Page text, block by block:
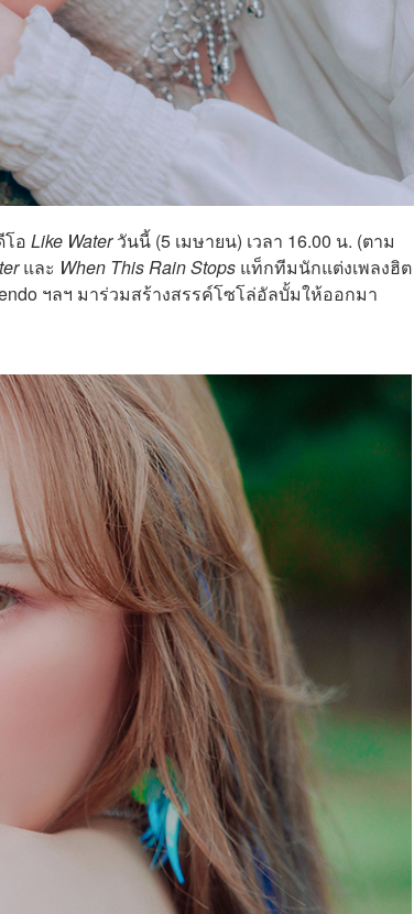
อ Like Waterวันนี้ (5 เมษายน) เวลา 16.00 น. (ตาม
และ When This Rain Stops แท็กทีมนักแต่งเพลงฮิต
ฯลฯ มาร่วมสร้างสรรค์โซโล่อัลบั้มให้ออกมา